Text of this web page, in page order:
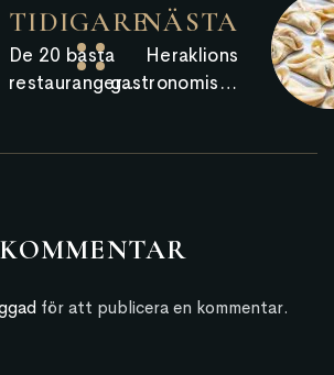
TIDIGARE
De 20 bästa
restaurangerna
dem
NÄSTA
Heraklions
gastronomiska
Heraklion
för att publicera en kommentar.